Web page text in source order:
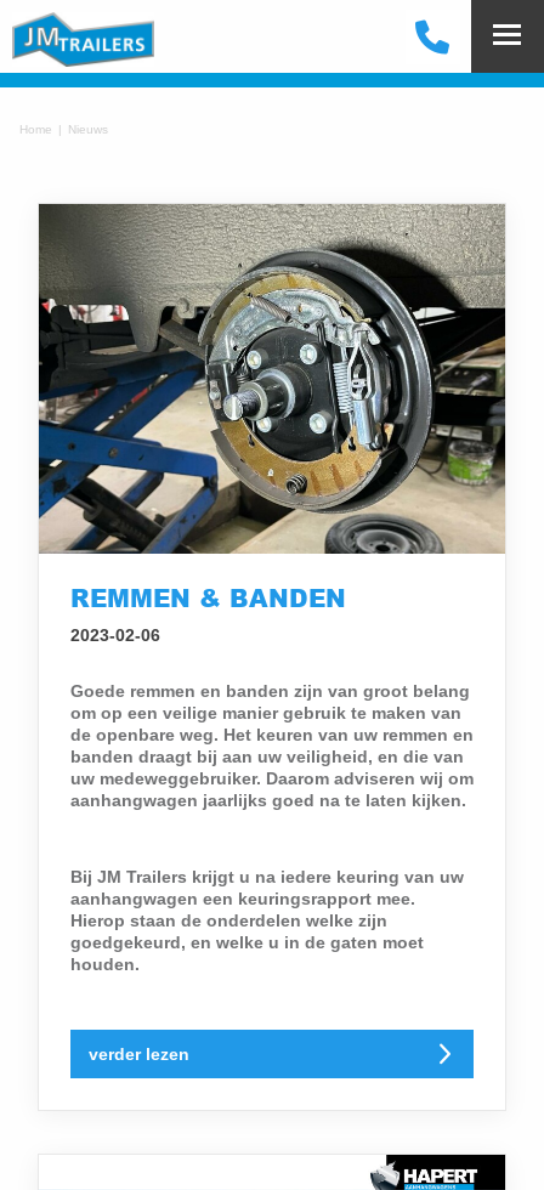
Home Nieuws
REMMEN & BANDEN
2023-02-06
Goede remmen en banden zijn van groot belang
om op een veilige manier gebruik te maken van
de openbare weg. Het keuren van uw remmen en
banden draagt bij aan uw veiligheid, en die van
uw medeweggebruiker. Daarom adviseren wij om
aanhangwagen jaarlijks goed na te laten kijken.
Bij JM Trailers krijgt u na iedere keuring van uw
aanhangwagen een keuringsrapport mee.
Hierop staan de onderdelen welke zijn
goedgekeurd, en welke u in de gaten moet
houden.
verder lezen